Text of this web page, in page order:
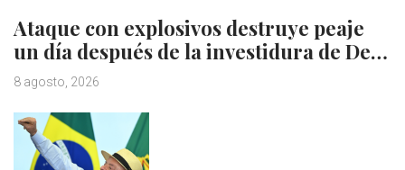
Ataque con explosivos destruye peaje
un día después de la investidura de De…
8 agosto, 2026